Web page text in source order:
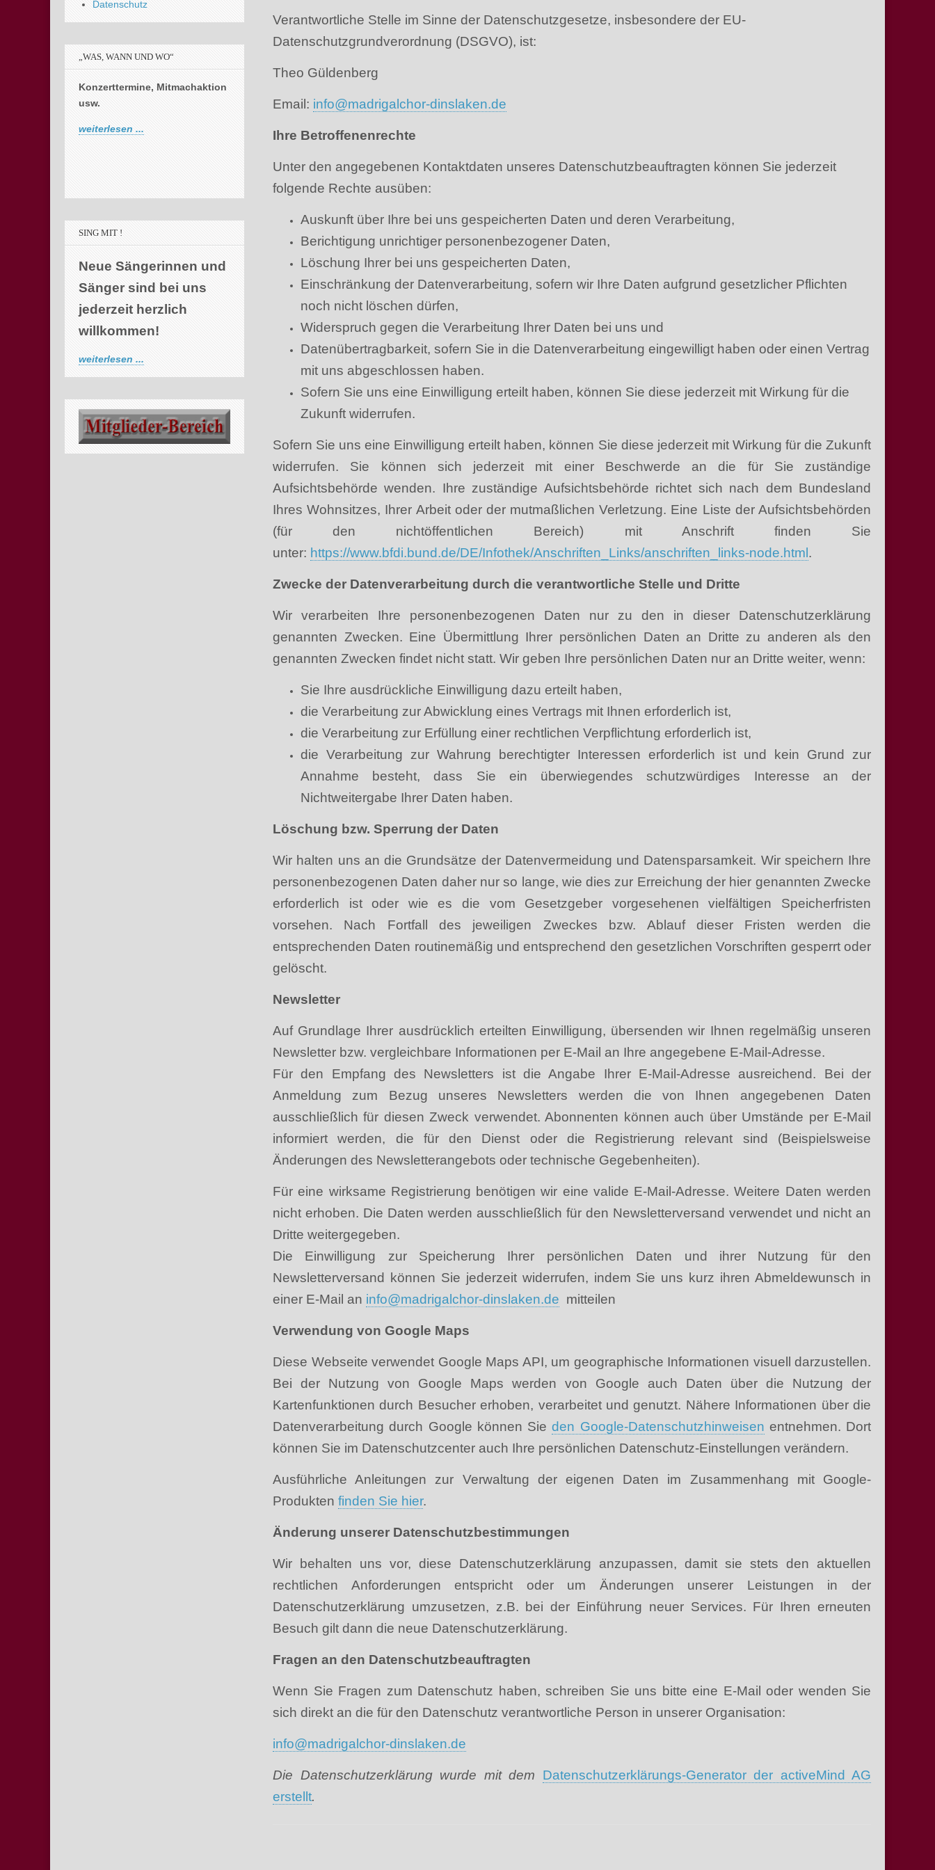
Verantwortliche Stelle im Sinne der Datenschutzgesetze, insbesondere der EU-
Datenschutzgrundverordnung (DSGVO), ist:
Theo Güldenberg
Email: info@madrigalchor-dinslaken.de
Ihre Betroffenenrechte
Unter den angegebenen Kontaktdaten unseres Datenschutzbeauftragten können Sie jederzeit
folgende Rechte ausüben:
Auskunft über Ihre bei uns gespeicherten Daten und deren Verarbeitung,
Berichtigung unrichtiger personenbezogener Daten,
Löschung Ihrer bei uns gespeicherten Daten,
Einschränkung der Datenverarbeitung, sofern wir Ihre Daten aufgrund gesetzlicher Pflichten
noch nicht löschen dürfen,
Widerspruch gegen die Verarbeitung Ihrer Daten bei uns und
Datenübertragbarkeit, sofern Sie in die Datenverarbeitung eingewilligt haben oder einen Vertrag
mit uns abgeschlossen haben.
Sofern Sie uns eine Einwilligung erteilt haben, können Sie diese jederzeit mit Wirkung für die
Zukunft widerrufen.
Sofern Sie uns eine Einwilligung erteilt haben, können Sie diese jederzeit mit Wirkung für die Zukunft
widerrufen. Sie können sich jederzeit mit einer Beschwerde an die für Sie zuständige
Aufsichtsbehörde wenden. Ihre zuständige Aufsichtsbehörde richtet sich nach dem Bundesland
Ihres Wohnsitzes, Ihrer Arbeit oder der mutmaßlichen Verletzung. Eine Liste der Aufsichtsbehörden
(für den nichtöffentlichen Bereich) mit Anschrift finden Sie
unter: https://www.bfdi.bund.de/DE/Infothek/Anschriften_Links/anschriften_links-node.html .
Zwecke der Datenverarbeitung durch die verantwortliche Stelle und Dritte
Wir verarbeiten Ihre personenbezogenen Daten nur zu den in dieser Datenschutzerklärung
genannten Zwecken. Eine Übermittlung Ihrer persönlichen Daten an Dritte zu anderen als den
genannten Zwecken findet nicht statt. Wir geben Ihre persönlichen Daten nur an Dritte weiter, wenn:
Sie Ihre ausdrückliche Einwilligung dazu erteilt haben,
die Verarbeitung zur Abwicklung eines Vertrags mit Ihnen erforderlich ist,
die Verarbeitung zur Erfüllung einer rechtlichen Verpflichtung erforderlich ist,
die Verarbeitung zur Wahrung berechtigter Interessen erforderlich ist und kein Grund zur
Annahme besteht, dass Sie ein überwiegendes schutzwürdiges Interesse an der
Nichtweitergabe Ihrer Daten haben.
Löschung bzw. Sperrung der Daten
Wir halten uns an die Grundsätze der Datenvermeidung und Datensparsamkeit. Wir speichern Ihre
personenbezogenen Daten daher nur so lange, wie dies zur Erreichung der hier genannten Zwecke
erforderlich ist oder wie es die vom Gesetzgeber vorgesehenen vielfältigen Speicherfristen
vorsehen. Nach Fortfall des jeweiligen Zweckes bzw. Ablauf dieser Fristen werden die
entsprechenden Daten routinemäßig und entsprechend den gesetzlichen Vorschriften gesperrt oder
gelöscht.
Newsletter
Auf Grundlage Ihrer ausdrücklich erteilten Einwilligung, übersenden wir Ihnen regelmäßig unseren
Newsletter bzw. vergleichbare Informationen per E-Mail an Ihre angegebene E-Mail-Adresse.
Für den Empfang des Newsletters ist die Angabe Ihrer E-Mail-Adresse ausreichend. Bei der
Anmeldung zum Bezug unseres Newsletters werden die von Ihnen angegebenen Daten
ausschließlich für diesen Zweck verwendet. Abonnenten können auch über Umstände per E-Mail
informiert werden, die für den Dienst oder die Registrierung relevant sind (Beispielsweise
Änderungen des Newsletterangebots oder technische Gegebenheiten).
Für eine wirksame Registrierung benötigen wir eine valide E-Mail-Adresse. Weitere Daten werden
nicht erhoben. Die Daten werden ausschließlich für den Newsletterversand verwendet und nicht an
Dritte weitergegeben.
Die Einwilligung zur Speicherung Ihrer persönlichen Daten und ihrer Nutzung für den
Newsletterversand können Sie jederzeit widerrufen, indem Sie uns kurz ihren Abmeldewunsch in
einer E-Mail an info@madrigalchor-dinslaken.de mitteilen
Verwendung von Google Maps
Diese Webseite verwendet Google Maps API, um geographische Informationen visuell darzustellen.
Bei der Nutzung von Google Maps werden von Google auch Daten über die Nutzung der
Kartenfunktionen durch Besucher erhoben, verarbeitet und genutzt. Nähere Informationen über die
Datenverarbeitung durch Google können Sieden Google-Datenschutzhinweisen entnehmen. Dort
können Sie im Datenschutzcenter auch Ihre persönlichen Datenschutz-Einstellungen verändern.
Ausführliche Anleitungen zur Verwaltung der eigenen Daten im Zusammenhang mit Google-
Produkten finden Sie hier.
Änderung unserer Datenschutzbestimmungen
Wir behalten uns vor, diese Datenschutzerklärung anzupassen, damit sie stets den aktuellen
rechtlichen Anforderungen entspricht oder um Änderungen unserer Leistungen in der
Datenschutzerklärung umzusetzen, z.B. bei der Einführung neuer Services. Für Ihren erneuten
Besuch gilt dann die neue Datenschutzerklärung.
Fragen an den Datenschutzbeauftragten
Wenn Sie Fragen zum Datenschutz haben, schreiben Sie uns bitte eine E-Mail oder wenden Sie
sich direkt an die für den Datenschutz verantwortliche Person in unserer Organisation:
info@madrigalchor-dinslaken.de
Die Datenschutzerklärung wurde mit dem Datenschutzerklärungs-Generator der activeMind AG
erstellt.
Datenschutz
„WAS, WANN UND WO“
Konzerttermine, Mitmachaktion
usw.
weiterlesen ...
SING MIT !
Neue Sängerinnen und
Sänger sind bei uns
jederzeit herzlich
willkommen!
weiterlesen ...